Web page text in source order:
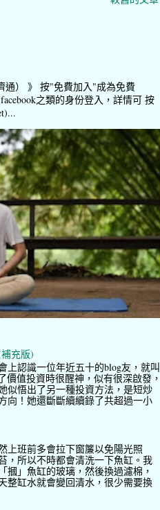
通） 》 按"免費加入"成為免費
之類的身份登入，詳情可 按
充版)
上認識一位年近五十的blog友，就叫
價值投資時很醒神，似有很深啟發，
似悟出了另一種投資方法，是短炒
向！她還斷斷續續錄了共超過一小
上班前多會拉下窗簾以免陽光照
，所以不時都會清洗一下魚缸。我
摑」魚缸的玻璃，然後換過濾棉，
整缸水就會變回清水，很少需要換